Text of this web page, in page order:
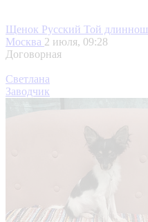
Щенок Русский Той
Москва 2 июля, 09:28
Договорная
Светлана
Заводчик